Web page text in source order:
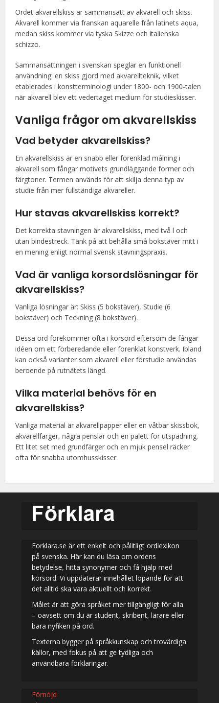
Ordet akvarellskiss är sammansatt av akvarell och skiss.
Akvarell kommer via franskan aquarelle från latinets aqua,
medan skiss kommer via tyska Skizze och italienska
schizzo.
Sammansättningen i svenskan speglar en funktionell
användning: en skiss gjord med akvarellteknik, vilket
etablerades i konstterminologi under 1800- och 1900-talen
när akvarell blev ett vedertaget medium för studieskisser.
Vanliga frågor om akvarellskiss
Vad betyder akvarellskiss?
En akvarellskiss är en snabb eller förenklad målning i
akvarell som fångar motivets grundläggande former och
färgtoner. Termen används för att skilja denna typ av
studie från mer fullständiga akvareller.
Hur stavas akvarellskiss korrekt?
Det korrekta stavningen är akvarellskiss, med två l och
utan bindestreck. Tänk på att behålla små bokstäver mitt i
en mening enligt normal svensk stavningspraxis.
Vad är vanliga korsordslösningar för
akvarellskiss?
Vanliga lösningar är: Skiss (5 bokstäver), Studie (6
bokstäver) och Teckning (8 bokstäver).
Dessa ord förekommer ofta i korsord eftersom de fångar
idéen om ett förberedande eller förenklat konstverk. Ibland
kan också varianter som akvarell eller förstudie användas
beroende på rutnätets längd.
Vilka material behövs för en
akvarellskiss?
Vanliga material är akvarellpapper eller en våtbar skissbok,
akvarellfärger, några penslar och en palett för utspädning.
Ett litet set med grundfärger och en mjuk pensel räcker
ofta för snabba utomhusskisser.
Forklara.se är ett enkelt och pålitligt ordlexikon
på svenska. Här kan du läsa om ordens
betydelse, hitta synonymer och få hjälp med
korsord. Vi uppdaterar innehållet löpande för att
det alltid ska vara aktuellt och korrekt.
Målet är att göra språket mer tillgängligt för alla
– oavsett om du är student, skribent, lärare eller
bara nyfiken på ord.
Texterna bygger på språkkunskap och trovärdiga
källor, med fokus på att ge tydliga och
användbara förklaringar.
Förnöjd